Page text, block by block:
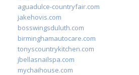
aguadulce-countryfair.com
jakehovis.com
bosswingsduluth.com
birminghamautocare.com
tonyscountrykitchen.com
jbellasnailspa.com
mychaihouse.com